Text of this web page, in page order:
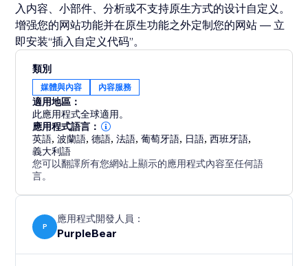
入内容、小部件、分析或不支持原生方式的设计自定义。
增强您的网站功能并在原生功能之外定制您的网站 — 立
即安装“插入自定义代码”。
類別
媒體與內容 內容服務
適用地區：
此應用程式全球適用。
應用程式語言：
英語,波蘭語,德語,法語,葡萄牙語, 日語,西班牙語,
義大利語
您可以翻譯所有您網站上顯示的應用程式內容至任何語
言。
P
應用程式開發人員：
PurpleBear